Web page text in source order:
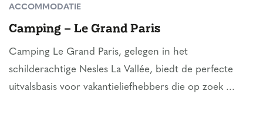
ACCOMMODATIE
Camping – Le Grand Paris
Camping Le Grand Paris, gelegen in het
schilderachtige Nesles La Vallée, biedt de perfecte
uitvalsbasis voor vakantieliefhebbers die op zoek ...